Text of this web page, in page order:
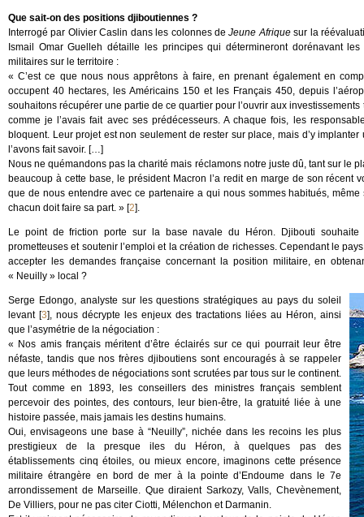
Que sait-on des positions djiboutiennes ?
Interrogé par Olivier Caslin dans les colonnes deJeune Afriquesur la
Ismail Omar Guelleh détaille les principes qui détermineront dorénavant
militaires sur le territoire :
« C’est ce que nous nous apprêtons à faire, en prenant également en
occupent 40 hectares, les Américains 150 et les Français 450, depuis
souhaitons récupérer une partie de ce quartier pour l’ouvrir aux
comme je l’avais fait avec ses prédécesseurs. A chaque fois, les
bloquent. Leur projet est non seulement de rester sur place, mais d’y
l’avons fait savoir. […]
Nous ne quémandons pas la charité mais réclamons notre juste dû, tant sur le
beaucoup à cette base, le président Macron l’a redit en marge de son
que de nous entendre avec ce partenaire a qui nous sommes habitués,
chacun doit faire sa part. » [2].
Le point de friction porte sur la base navale du Héron. Djibouti souhaite
prometteuses et soutenir l’emploi et la création de richesses. Cependant le
accepter les demandes française concernant la position militaire, en
« Neuilly » local ?
Serge Edongo, analyste sur les questions stratégiques au pays du soleil
levant[3], nous décrypte les enjeux des tractations liées au Héron, ainsi
que l’asymétrie de la négociation :
« Nos amis français méritent d’être éclairés sur ce qui pourrait leur être
néfaste, tandis que nos frères djiboutiens sont encouragés à se rappeler
que leurs méthodes de négociations sont scrutées par tous sur le continent.
Tout comme en 1893, les conseillers des ministres français semblent
percevoir des pointes, des contours, leur bien-être, la gratuité liée à une
histoire passée, mais jamais les destins humains.
Oui, envisageons une base à “Neuilly”, nichée dans les recoins les plus
prestigieux de la presque iles du Héron, à quelques pas des
établissements cinq étoiles, ou mieux encore, imaginons cette présence
militaire étrangère en bord de mer à la pointe d’Endoume dans le 7e
arrondissement de Marseille. Que diraient Sarkozy, Valls, Chevènement,
De Villiers, pour ne pas citer Ciotti, Mélenchon et Darmanin.